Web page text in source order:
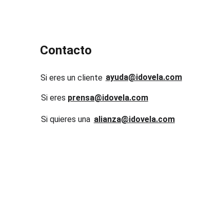
Contacto
Si eres un cliente
prensa@idovela.com
Si eres
ayuda@idovela.com
Si quieres una alianza@idovela.com